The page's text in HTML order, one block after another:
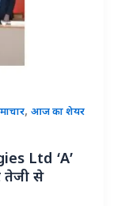
,आज का शेयर
Ltd ‘A’
तेजी से